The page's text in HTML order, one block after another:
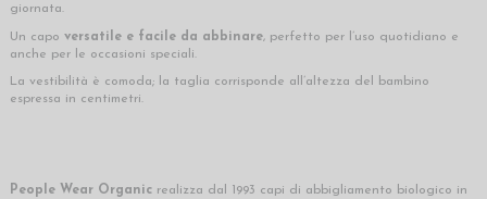
giornata.
Un capo versatile e facile da abbinare, perfetto per l’uso quotidiano e
anche per le occasioni speciali.
La vestibilità è comoda; la taglia corrisponde all’altezza del bambino
espressa in centimetri.
People Wear Organic realizza dal 1993 capi di abbigliamento biologico in